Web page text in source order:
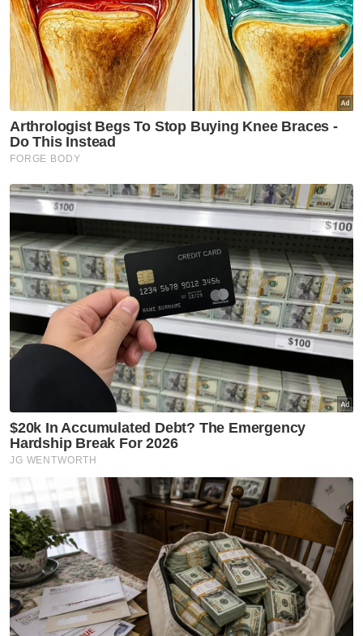
Pemilik klinik, Dr Fary Johnson Vithayathil,
mengakui sudah mengetahui masalah
melibatkan Jisna sejak awal tetapi gagal
bertindak menyelesaikannya.
Hakim Pekerjaan, Ronald Mackay, mendapati
majikan sengaja membiarkan persekitaran
kerja bermusuhan berterusan selain
melakukan pelanggaran kontrak serius dan
pemecatan tidak adil terhadap Howieson.
Beliau menegaskan, jaminan yang diberikan
kepada Howieson tidak pernah ditunaikan,
sekali gus memburukkan lagi keadaan.
Artikel Berkaitan:
selesai kes penamatan kerja tidak adil - Peguam
Abdul Hadi kekal Presiden Pas, menang tanpa
bertanding
Isu pampasan tanah kem Gemas selesai hujung
tahun - MB Negeri Sembilan
Muat turun aplikasi Sinar Harian.Klik di sini!